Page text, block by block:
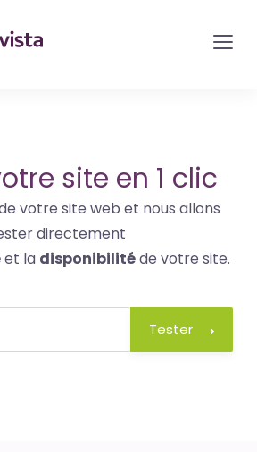
site en 1 clic
votre site web et nous allons
directement
et la disponibilitéde votre site.
Tester